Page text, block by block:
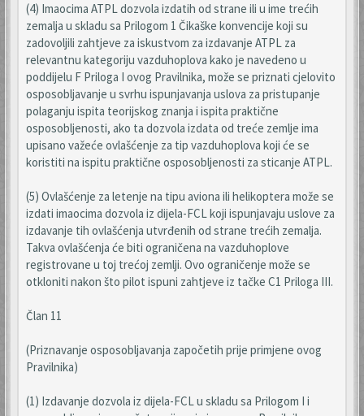
(4) Imaocima ATPL dozvola izdatih od strane ili u ime trećih
zemalja u skladu sa Prilogom 1 Čikaške konvencije koji su
zadovoljili zahtjeve za iskustvom za izdavanje ATPL za
relevantnu kategoriju vazduhoplova kako je navedeno u
poddijelu F Priloga I ovog Pravilnika, može se priznati cjelovito
osposobljavanje u svrhu ispunjavanja uslova za pristupanje
polaganju ispita teorijskog znanja i ispita praktične
osposobljenosti, ako ta dozvola izdata od treće zemlje ima
upisano važeće ovlašćenje za tip vazduhoplova koji će se
koristiti na ispitu praktične osposobljenosti za sticanje ATPL.
(5) Ovlašćenje za letenje na tipu aviona ili helikoptera može se
izdati imaocima dozvola iz dijela-FCL koji ispunjavaju uslove za
izdavanje tih ovlašćenja utvrđenih od strane trećih zemalja.
Takva ovlašćenja će biti ograničena na vazduhoplove
registrovane u toj trećoj zemlji. Ovo ograničenje može se
otkloniti nakon što pilot ispuni zahtjeve iz tačke C1 Priloga III.
Član 11
(Priznavanje osposobljavanja započetih prije primjene ovog
Pravilnika)
(1) Izdavanje dozvola iz dijela-FCL u skladu sa Prilogom I i